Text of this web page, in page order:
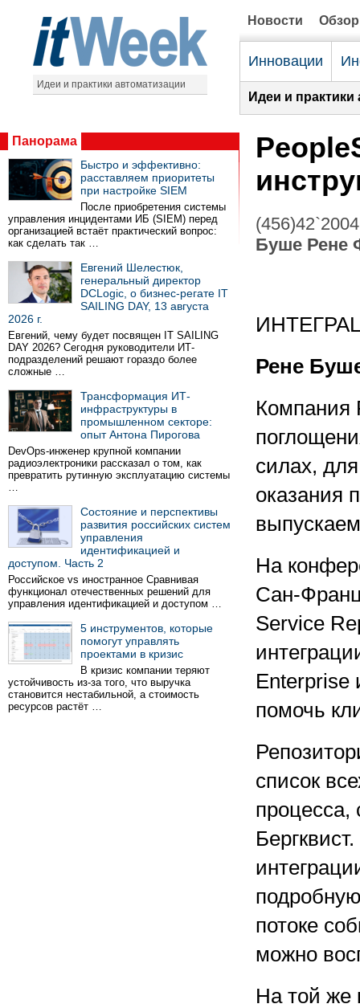
Идеи и практики автоматизации
Новости
Инновации
Идеи и
Панорама
Быстро и эффективно:
расставляем приоритеты
при настройке SIEM
После приобретения системы
управления инцидентами ИБ (SIEM) перед
организацией встаёт практический вопрос:
как сделать так …
Евгений Шелестюк,
генеральный директор
DCLogic, о бизнес-регате IT
SAILING DAY, 13 августа
2026 г.
Евгений, чему будет посвящен IT SAILING
DAY 2026? Сегодня руководители ИТ-
подразделений решают гораздо более
сложные …
Трансформация ИТ-
инфраструктуры в
промышленном секторе:
опыт Антона Пирогова
DevOps-инженер крупной компании
радиоэлектроники рассказал о том, как
превратить рутинную эксплуатацию системы
…
Состояние и перспективы
развития российских систем
управления
идентификацией и
доступом. Часть 2
Российское vs иностранное Сравнивая
функционал отечественных решений для
управления идентификацией и доступом …
5 инструментов, которые
помогут управлять
проектами в кризис
В кризис компании теряют
устойчивость из-за того, что выручка
становится нестабильной, а стоимость
ресурсов растёт …
(456)42`2004
Буше Рене
Рене
Компания
силах,
оказания
На
Сан-
Service
Enterprise
помочь
список
процесса,
потоке
можно
На той же